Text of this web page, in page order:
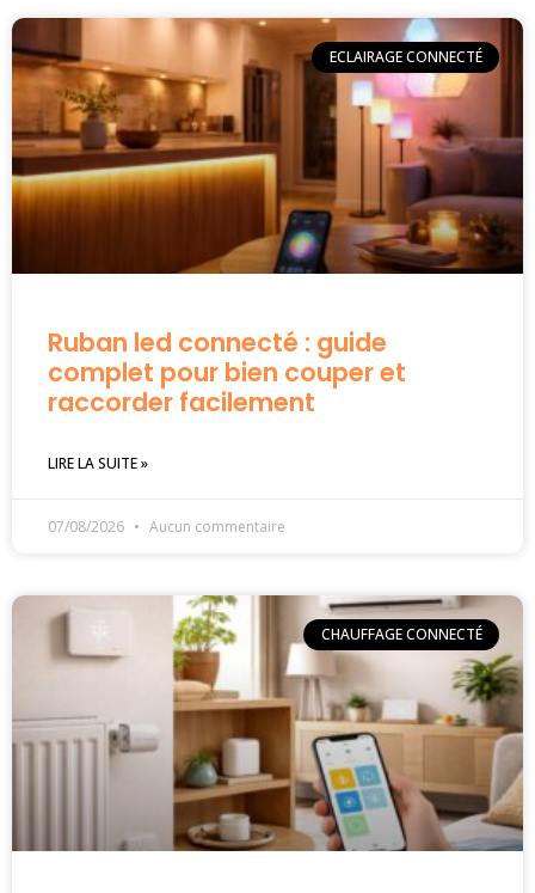
ECLAIRAGE CONNECTÉ
Ruban led connecté : guide
complet pour bien couper et
raccorder facilement
LIRE LA SUITE »
07/08/2026 Aucun commentaire
CHAUFFAGE CONNECTÉ